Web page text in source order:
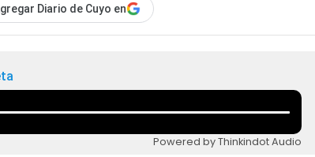
Diario de Cuyo en
Powered by Thinkindot Audio